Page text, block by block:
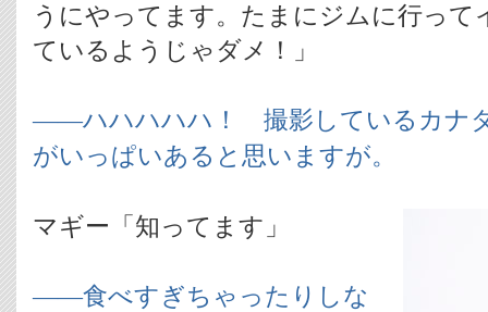
うにやってます。たまにジムに行って
ているようじゃダメ！」
――ハハハハハ！ 撮影しているカナ
がいっぱいあると思いますが。
マギー「知ってます」
――食べすぎちゃったりしな